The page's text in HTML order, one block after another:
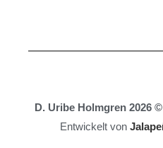
D. Uribe Holmgren 2026 ©
Entwickelt von